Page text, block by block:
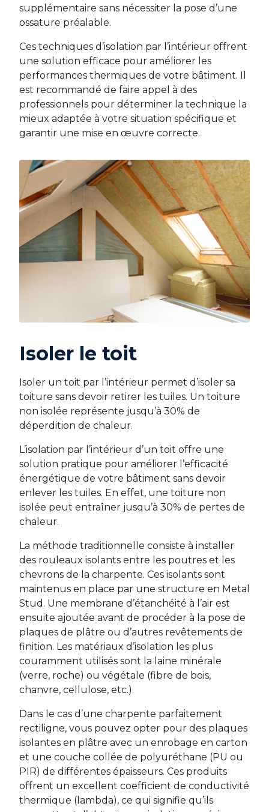
supplémentaire sans nécessiter la pose d’une
ossature préalable.
Ces techniques d’isolation par l’intérieur offrent
une solution efficace pour améliorer les
performances thermiques de votre bâtiment. Il
est recommandé de faire appel à des
professionnels pour déterminer la technique la
mieux adaptée à votre situation spécifique et
garantir une mise en œuvre correcte.
Isoler le toit
Isoler un toit par l’intérieur permet d’isoler sa
toiture sans devoir retirer les tuiles. Un toiture
non isolée représente jusqu’à 30% de
déperdition de chaleur.
L’isolation par l’intérieur d’un toit offre une
solution pratique pour améliorer l’efficacité
énergétique de votre bâtiment sans devoir
enlever les tuiles. En effet, une toiture non
isolée peut entraîner jusqu’à 30% de pertes de
chaleur.
La méthode traditionnelle consiste à installer
des rouleaux isolants entre les poutres et les
chevrons de la charpente. Ces isolants sont
maintenus en place par une structure en Metal
Stud. Une membrane d’étanchéité à l’air est
ensuite ajoutée avant de procéder à la pose de
plaques de plâtre ou d’autres revêtements de
finition. Les matériaux d’isolation les plus
couramment utilisés sont la laine minérale
(verre, roche) ou végétale (fibre de bois,
chanvre, cellulose, etc.).
Dans le cas d’une charpente parfaitement
rectiligne, vous pouvez opter pour des plaques
isolantes en plâtre avec un enrobage en carton
et une couche collée de polyuréthane (PU ou
PIR) de différentes épaisseurs. Ces produits
offrent un excellent coefficient de conductivité
thermique (lambda), ce qui signifie qu’ils